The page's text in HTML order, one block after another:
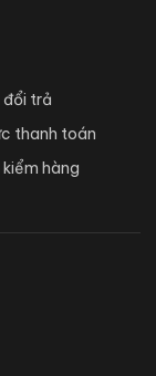
đổi trả
thanh toán
hàng